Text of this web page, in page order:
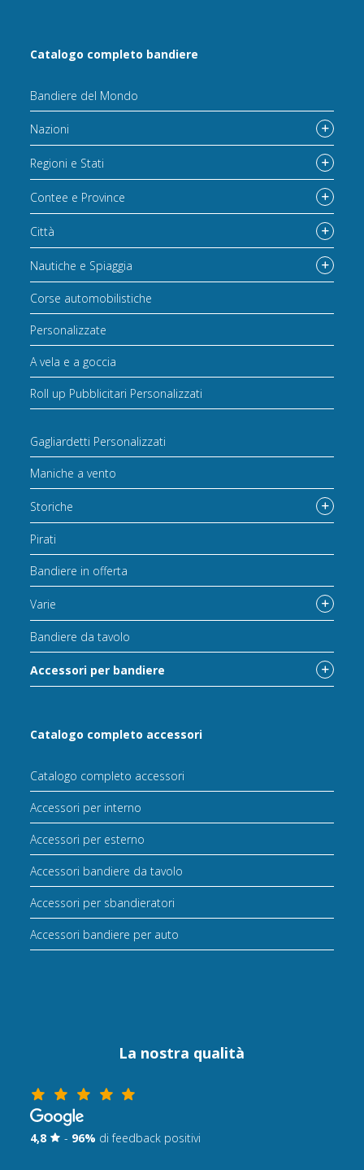
Catalogo completo bandiere
Bandiere del Mondo
Nazioni
Regioni e Stati
Contee e Province
Città
Nautiche e Spiaggia
Corse automobilistiche
Personalizzate
A vela e a goccia
Roll up Pubblicitari Personalizzati
Gagliardetti Personalizzati
Maniche a vento
Storiche
Pirati
Bandiere in offerta
Varie
Bandiere da tavolo
Accessori per bandiere
Catalogo completo accessori
Catalogo completo accessori
Accessori per interno
Accessori per esterno
Accessori bandiere da tavolo
Accessori per sbandieratori
Accessori bandiere per auto
La nostra qualità
4,8 - 96% di feedback positivi